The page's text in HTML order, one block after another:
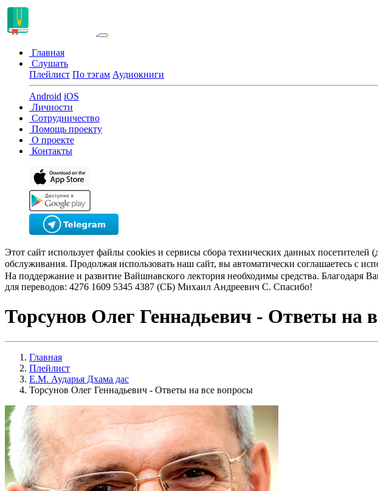
Главная
Слушать
Плейлист По тэгам Аудиокниги
Android iOS
Личности
Сотрудничество
Помощь проекту
О проекте
Контакты
Этот сайт использует файлы cookies и сервисы сбора технических данных
обслуживания. Продолжая использовать наш сайт, вы автоматически соглашаетесь с
На поддержание и развитие Вайшнавского лектория необходимы средства.
для переводов: 4276 1609 5345 4387 (СБ) Михаил Андреевич С. Спасибо!
Торсунов Олег Геннадьевич - Ответы на
Главная
Плейлист
Е.М. Аударья Дхама дас
Торсунов Олег Геннадьевич - Ответы на все вопросы